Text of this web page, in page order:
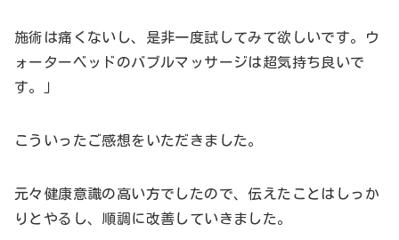
施術は痛くないし、是非一度試してみて欲しいです。ウ
ォーターベッドのバブルマッサージは超気持ち良いで
す。」
こういったご感想をいただきました。
元々健康意識の高い方でしたので、伝えたことはしっか
りとやるし、順調に改善していきました。